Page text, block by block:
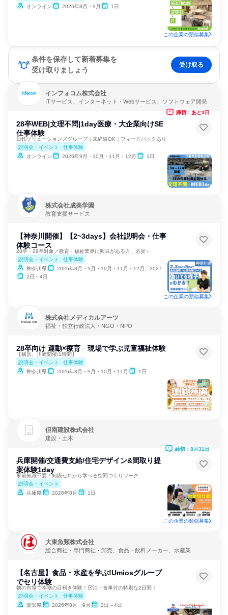
オンライン
2026年8月・9月 1日
この企業の類似募集
条件を保存して新着募集を
受け取りましょう
受け取る
インフォコム株式会社
ITサービス、インターネット・Webサービス、ソフトウェア開発
28卒WEB|文理不問|1day医療・大企業向けSE
仕事体験
日鉄ソリューションズグループ｜未経験OK｜フィードバックあり
説明会・イベント
仕事体験
オンライン
2026年9月・10月・11月・12月 1日
締切：あと3日
株式会社成美学園
教育支援サービス
【神奈川開催】【2~3days】会社説明会・仕事
体験コース
28卒・29卒対象／教育・福祉業界に興味がある方、必見✨
説明会・イベント
仕事体験
神奈川県
2026年8月・9月・10月・11月・12月、2027年1月
2日～4日
この企業の類似募集
株式会社メディカルアーツ
福祉・独立行政法人・NGO・NPO
28卒向け 運動×療育 現場で学ぶ児童福祉体験
【横浜、川崎開催/1時間】
説明会・イベント
仕事体験
神奈川県
2026年8月・9月・10月・11月 1日
但南建設株式会社
建設・土木
兵庫開催/交通費支給/住宅デザイン&間取り提
案体験1day
事前知識不要！知識ゼロから学べる空間づくりワーク
説明会・イベント
兵庫県
2026年8月 1日
締切：8月31日
この企業の類似募集
大東魚類株式会社
総合商社・専門商社・卸売、食品・飲料メーカー、水産業
【名古屋】食品・水産を学ぶ!Umiosグループ
でセリ体験
朝の市場で本物の目利き体験！宿泊・食事付の特別な2日間！
説明会・イベント
仕事体験
愛知県
2026年8月・9月 2日～4日